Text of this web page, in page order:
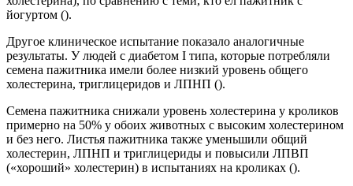
йогуртом ().
Другое клиническое испытание показало аналогичные
результаты. У людей с диабетом I типа, которые потребляли
семена пажитника имели более низкий уровень общего
холестерина, триглицеридов и ЛПНП ().
Семена пажитника снижали уровень холестерина у кроликов
примерно на 50% у обоих животных с высоким холестерином
и без него. Листья пажитника также уменьшили общий
холестерин, ЛПНП и триглицериды и повысили ЛПВП
(«хороший» холестерин) в испытаниях на кроликах ().